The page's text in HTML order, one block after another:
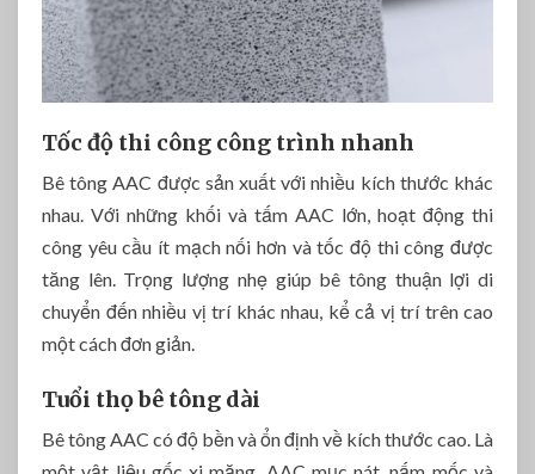
Tốc độ thi công công trình nhanh
Bê tông AAC được sản xuất với nhiều kích thước khác
nhau. Với những khối và tấm AAC lớn, hoạt động thi
công yêu cầu ít mạch nối hơn và tốc độ thi công được
tăng lên. Trọng lượng nhẹ giúp bê tông thuận lợi di
chuyển đến nhiều vị trí khác nhau, kể cả vị trí trên cao
một cách đơn giản.
Tuổi thọ bê tông dài
Bê tông AAC có độ bền và ổn định về kích thước cao. Là